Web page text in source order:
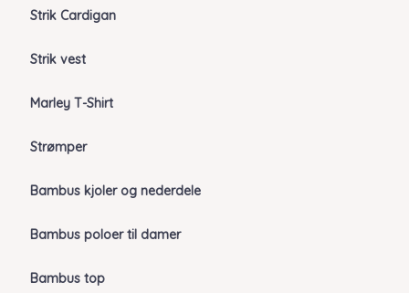
Strik Cardigan
Strik vest
Marley T-Shirt
Strømper
Bambus kjoler og nederdele
Bambus poloer til damer
Bambus top